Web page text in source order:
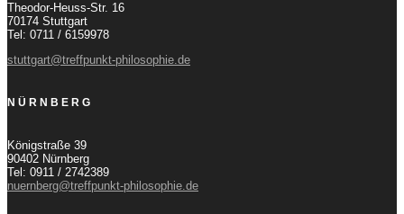
Theodor-Heuss-Str. 16
70174 Stuttgart
Tel: 0711 / 6159978
stuttgart@treffpunkt-philosophie.de
NÜRNBERG
Königstraße 39
90402 Nürnberg
Tel: 0911 / 2742389
nuernberg@treffpunkt-philosophie.de